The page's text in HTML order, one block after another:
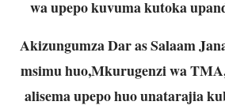
wa upepo kuvuma kutoka
Akizungumza Dar as Salaam
msimu huo,Mkurugenzi wa
alisema upepo huo unatarajia